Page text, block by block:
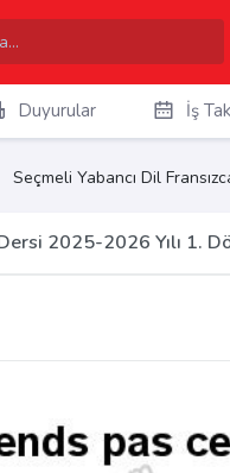
Duyurular İş
Seçmeli Yabancı Dil
2025-2026 Yılı 1.